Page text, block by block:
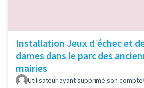
Installation Jeux d'échec et
dames dans le parc des
mairies
Utilisateur ayant supprimé son compte